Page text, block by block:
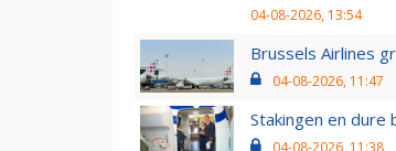
04-08-2026, 13:54
Brussels Airlines
04-08-2026, 11:47
Stakingen en dure